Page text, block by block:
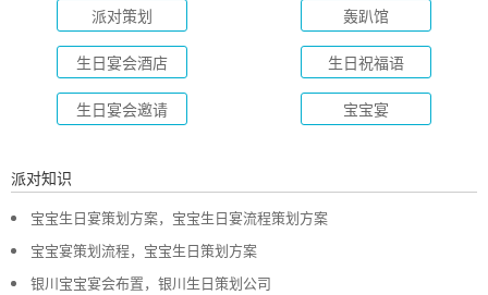
派对策划 轰趴馆
生日宴会酒店 生日祝福语
生日宴会邀请 宝宝宴
派对知识
宝宝生日宴策划方案，宝宝生日宴流程策划方案
宝宝宴策划流程，宝宝生日策划方案
银川宝宝宴会布置，银川生日策划公司